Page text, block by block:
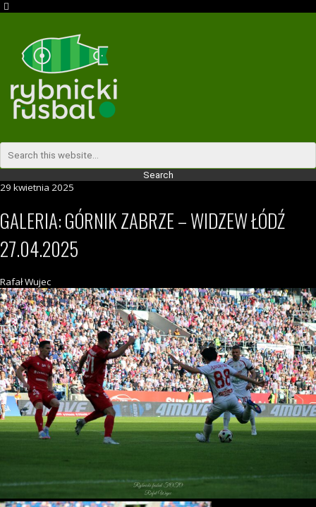
29 kwietnia 2025
GALERIA: GÓRNIK ZABRZE – WIDZEW ŁÓDŹ
27.04.2025
Rafał Wujec